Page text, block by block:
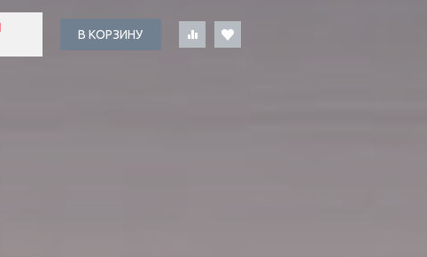
В КОРЗИНУ